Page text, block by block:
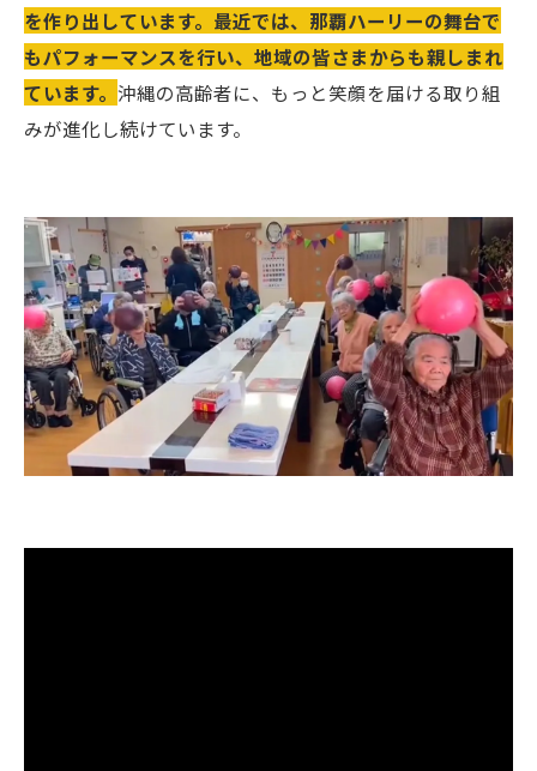
を作り出しています。最近では、那覇ハーリーの舞台で
もパフォーマンスを行い、地域の皆さまからも親しまれ
ています。 沖縄の高齢者に、もっと笑顔を届ける取り組
みが進化し続けています。